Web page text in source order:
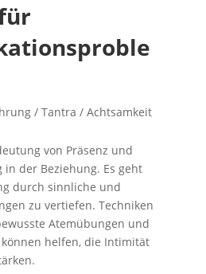
/ Tantra / Achtsamkeit
von Präsenz und
der Beziehung. Es geht
durch sinnliche und
zu vertiefen. Techniken
Atemübungen und
helfen, die Intimität